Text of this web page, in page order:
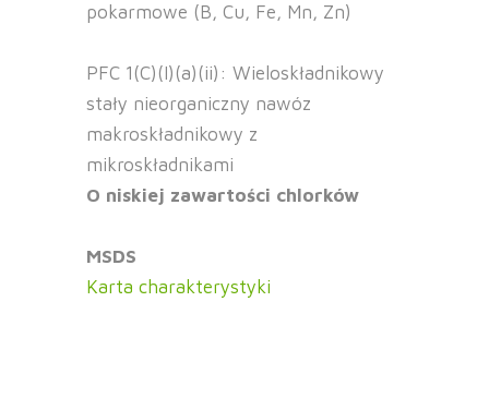
pokarmowe (B, Cu, Fe, Mn, Zn)
PFC 1(C)(I)(a)(ii): Wieloskładnikowy
stały nieorganiczny nawóz
makroskładnikowy z
mikroskładnikami
O niskiej zawartości chlorków
MSDS
Karta charakterystyki